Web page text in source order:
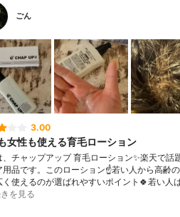
ごん
3.00
女性も使える育毛ローション
、チャップアップ 育毛ローション✨楽天で話
用品です。このローション☝️若い人から高齢の
く使えるのが選ばれやすいポイント🍀若い人は
を見る